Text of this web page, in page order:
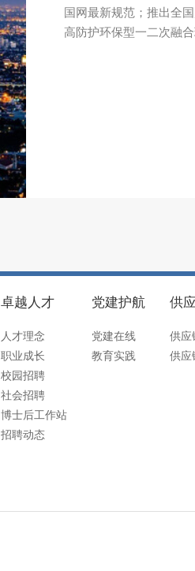
国网最新规范；推出全
高防护环保型一二次融合
卓越人才
人才理念
职业成长
校园招聘
社会招聘
博士后工作站
招聘动态
党建护航
党建在线
教育实践
供
供应
供应